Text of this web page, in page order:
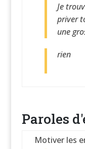
Je
priver
une
rien
Paroles
Motiver les